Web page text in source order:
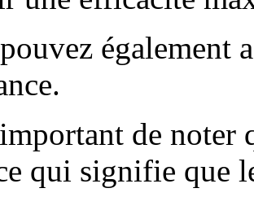
également
de noter
qui signifie que